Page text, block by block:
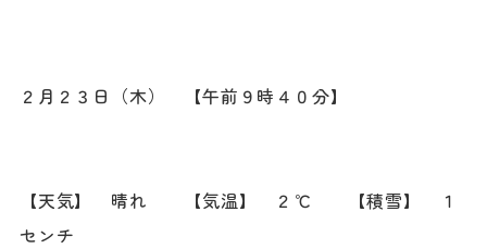
２月２３日（木） 【午前９時４０分】
【天気】 晴れ 【気温】 ２℃ 【積雪】 １
センチ